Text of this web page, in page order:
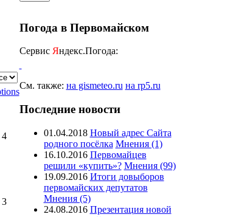
4
3
Погода в Первомайском
Сервис Яндекс.Погода:
См. также: на gismeteo.ru на rp5.ru
Последние новости
01.04.2018 Новый адрес Сайта
родного посёлка Мнения (1)
16.10.2016 Первомайцев
решили «купить»? Мнения (99)
19.09.2016 Итоги довыборов
первомайских депутатов
Мнения (5)
24.08.2016 Презентация новой